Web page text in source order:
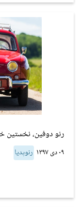
رنو دوفین، نخستین
۰۹ دی ۱۳۹۷ رنوپدیا